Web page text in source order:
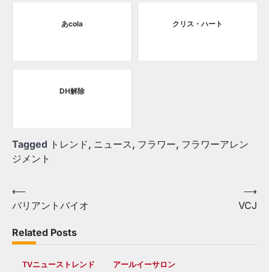
あcola クリス・ハート
DH解除
Tagged トレンド, ニュース, フラワー, フラワーアレン
ジメント
Post
navigation
⟵
バリアントバイオ
VCJ
⟶
Related Posts
TVニューストレンド アールイーサロン